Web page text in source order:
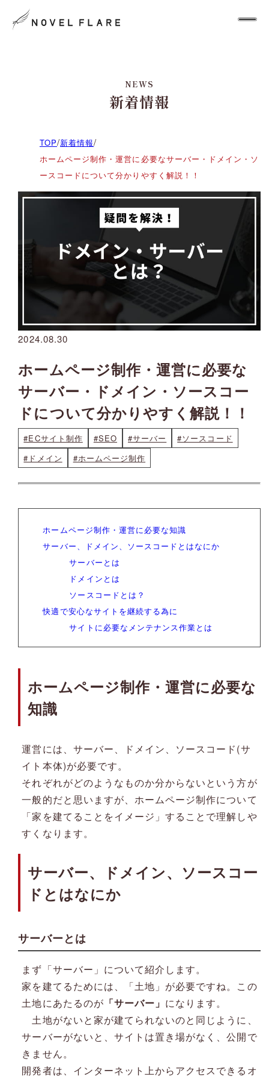
NEWS
新着情報
TOP/新着情報/
ホームページ制作・運営に必要なサーバー・ドメイン・ソ
ースコードについて分かりやすく解説！！
2024.08.30
ホームページ制作・運営に必要な
サーバー・ドメイン・ソースコー
ドについて分かりやすく解説！！
#ECサイト制作 #SEO #サーバー
#ソースコード
#ドメイン
#ホームページ制作
ホームページ制作・運営に必要な
知識
運営には、サーバー、ドメイン、ソースコード(サ
イト本体)が必要です。
それぞれがどのようなものか分からないという方が
一般的だと思いますが、ホームページ制作について
「家を建てることをイメージ」することで理解しや
すくなります。
サーバー、ドメイン、ソースコー
ドとはなにか
サーバーとは
まず「サーバー」について紹介します。
家を建てるためには、「土地」が必要ですね。この
土地にあたるのが 「サーバー」 になります。
土地がないと家が建てられないのと同じように、
サーバーがないと、サイトは置き場がなく、公開で
きません。
開発者は、インターネット上からアクセスできるオ
ホームページ制作・運営に必要な知識
サーバー、ドメイン、ソースコードとはなにか
サーバーとは
ドメインとは
ソースコードとは？
快適で安心なサイトを継続する為に
サイトに必要なメンテナンス作業とは